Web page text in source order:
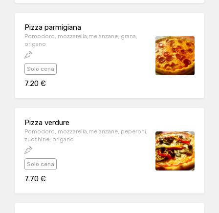
Pizza parmigiana
Pomodoro, mozzarella,melanzane, grana,
origano
Solo cena
7.20 €
Pizza verdure
Pomodoro, mozzarella,melanzane, peperoni,
zucchine, origano
Solo cena
7.70 €